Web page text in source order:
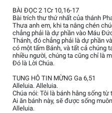
BÀI ĐỌC 2 1Cr 10,16-17
Bài trích thư thứ nhất của thánh
Thưa anh em, khi ta nâng chén
chẳng phải là dự phần vào Máu
Thánh, đó chẳng phải là dự phần
có một tấm Bánh, và tất cả chúng
nhiều người, chúng ta cũng chỉ là
Đó là Lời Chúa.
TUNG HÔ TIN MỪNG Ga 6,51
Alleluia. Alleluia.
Chúa nói: Tôi là bánh hằng sống từ
Ai ăn bánh này, sẽ được sống
Alleluia.